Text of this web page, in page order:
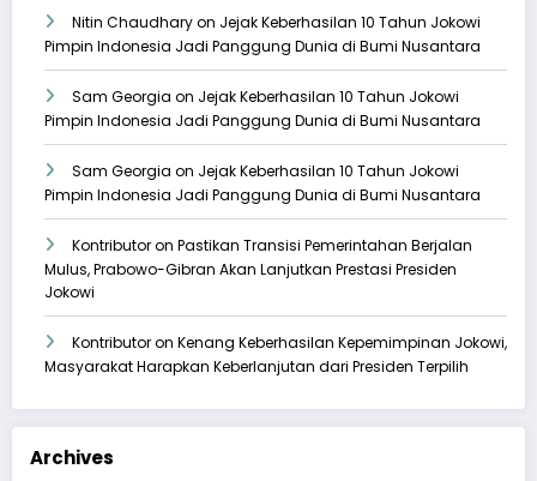
Nitin Chaudharyon Jejak Keberhasilan 10 Tahun Jokowi
Pimpin Indonesia Jadi Panggung Dunia di Bumi Nusantara
Sam Georgia on Jejak Keberhasilan 10 Tahun Jokowi
Pimpin Indonesia Jadi Panggung Dunia di Bumi Nusantara
Sam Georgia on Jejak Keberhasilan 10 Tahun Jokowi
Pimpin Indonesia Jadi Panggung Dunia di Bumi Nusantara
Kontributoron Pastikan Transisi Pemerintahan Berjalan
Mulus, Prabowo-Gibran Akan Lanjutkan Prestasi Presiden
Jokowi
Kontributoron Kenang Keberhasilan Kepemimpinan Jokowi,
Masyarakat Harapkan Keberlanjutan dari Presiden Terpilih
Archives